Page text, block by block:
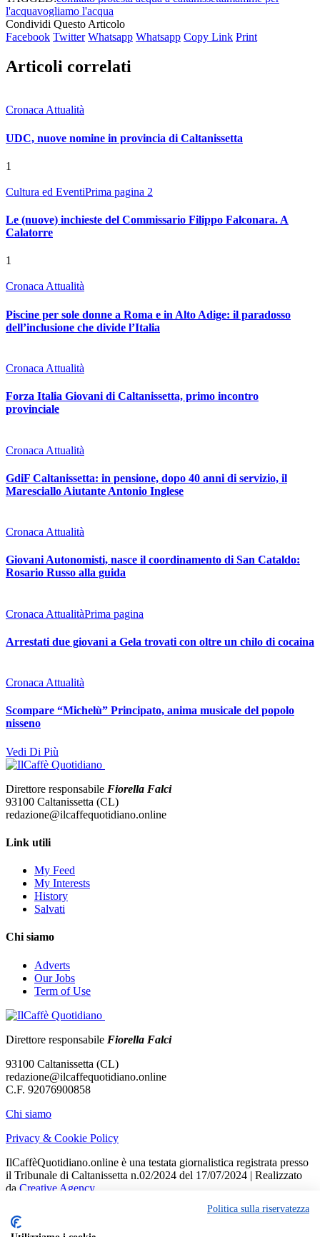
l'acquavogliamo l'acqua
Condividi Questo Articolo
Facebook Twitter Whatsapp Whatsapp Copy Link Print
Articoli correlati
Cronaca Attualità
UDC, nuove nomine in provincia di Caltanissetta
1
Cultura ed EventiPrima pagina 2
Le (nuove) inchieste del Commissario Filippo Falconara. A
Calatorre
1
Cronaca Attualità
Piscine per sole donne a Roma e in Alto Adige: il paradosso
dell’inclusione che divide l’Italia
Cronaca Attualità
Forza Italia Giovani di Caltanissetta, primo incontro
provinciale
Cronaca Attualità
GdiF Caltanissetta: in pensione, dopo 40 anni di servizio, il
Maresciallo Aiutante Antonio Inglese
Cronaca Attualità
Giovani Autonomisti, nasce il coordinamento di San Cataldo:
Rosario Russo alla guida
Cronaca AttualitàPrima pagina
Arrestati due giovani a Gela trovati con oltre un chilo di cocaina
Cronaca Attualità
Scompare “Michelù” Principato, anima musicale del popolo
nisseno
Vedi Di Più
Direttore responsabile Fiorella Falci
93100 Caltanissetta (CL)
redazione@ilcaffequotidiano.online
Link utili
My Feed
My Interests
History
Salvati
Chi siamo
Adverts
Our Jobs
Term of Use
Direttore responsabile Fiorella Falci
93100 Caltanissetta (CL)
redazione@ilcaffequotidiano.online
C.F. 92076900858
Chi siamo
Privacy & Cookie Policy
IlCaffèQuotidiano.online è una testata giornalistica registrata presso
il Tribunale di Caltanissetta n.02/2024 del 17/07/2024 | Realizzato
da Creative Agency
Politica sulla riservatezza